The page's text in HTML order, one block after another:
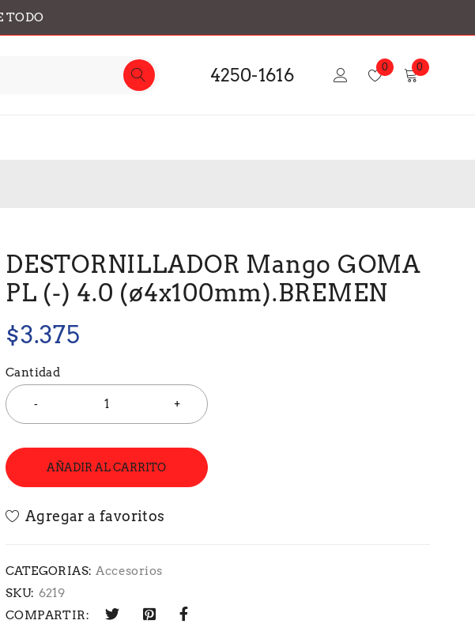
TODO
4250-1616 0 0
DESTORNILLADOR Mango GOMA
PL (-) 4.0 (ø4x100mm).BREMEN
$3.375
Cantidad
AÑADIR AL CARRITO
CATEGORIAS: Accesorios
SKU: 6219
COMPARTIR: